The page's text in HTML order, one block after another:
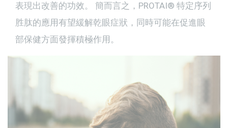
表現出改善的功效。 簡而言之，PROTAI︎® 特定序列
胜肽的應用有望緩解乾眼症狀，同時可能在促進眼
部保健方面發揮積極作用。